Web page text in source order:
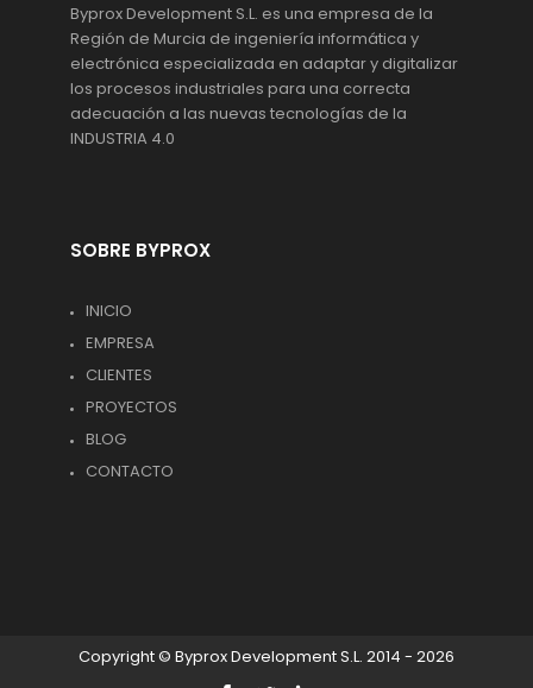
Byprox Development S.L. es una empresa de la
Región de Murcia de ingeniería informática y
electrónica especializada en adaptar y digitalizar
los procesos industriales para una correcta
adecuación a las nuevas tecnologías de la
INDUSTRIA 4.0
SOBRE BYPROX
INICIO
EMPRESA
CLIENTES
PROYECTOS
BLOG
CONTACTO
Copyright © Byprox Development S.L. 2014 - 2026